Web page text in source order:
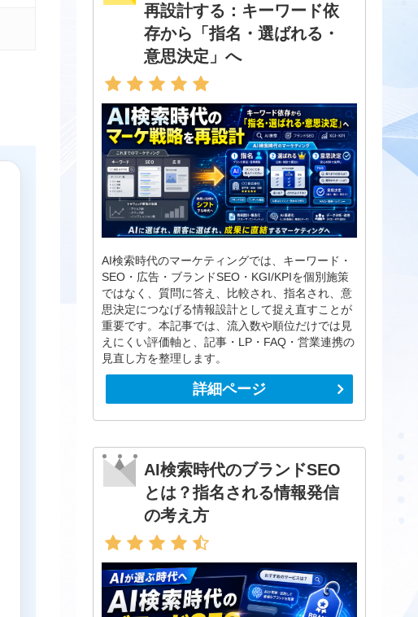
再設計する：キーワード依
存から「指名・選ばれる・
意思決定」へ
AI検索時代のマーケティングでは、キーワード・
SEO・広告・ブランドSEO・KGI/KPIを個別施策
ではなく、質問に答え、比較され、指名され、意
思決定につなげる情報設計として捉え直すことが
重要です。本記事では、流入数や順位だけでは見
えにくい評価軸と、記事・LP・FAQ・営業連携の
見直し方を整理します。
詳細ページ
AI検索時代のブランドSEO
とは？指名される情報発信
の考え方